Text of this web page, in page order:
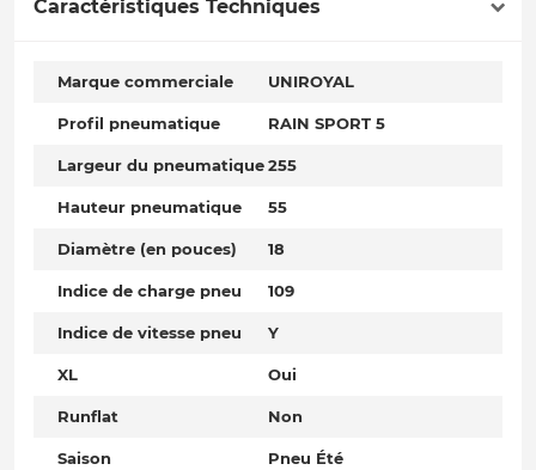
Caractéristiques Techniques
Marque commerciale UNIROYAL
Profil pneumatique RAIN SPORT 5
Largeur du pneumatique255
Hauteur pneumatique 55
Diamètre (en pouces) 18
Indice de charge pneu 109
Indice de vitesse pneu Y
XL Oui
Runflat Non
Saison Pneu Été